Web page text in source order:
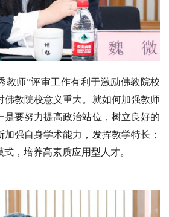
教师”评审工作有利于激励佛教院校
佛教院校意义重大。就如何加强教师
是要努力提高政治站位，树立良好的
强自身学术能力，发挥教学特长；
，培养高素质应用型人才。